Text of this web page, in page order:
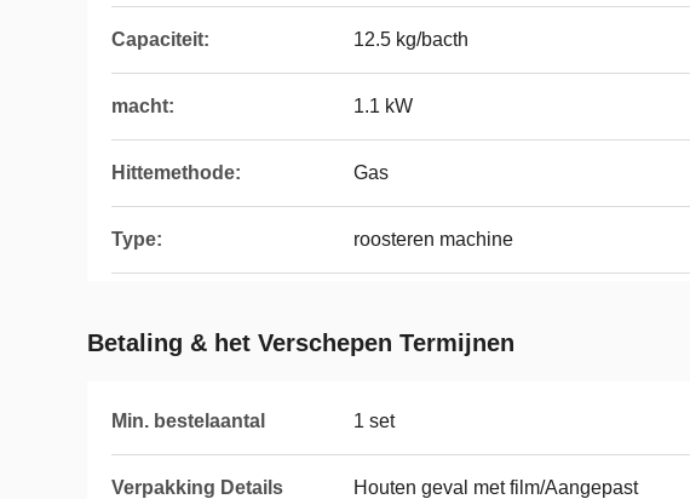
Capaciteit: 12.5 kg/bacth
macht: 1.1 kW
Hittemethode: Gas
Type: roosteren machine
Betaling & het Verschepen Termijnen
Min. bestelaantal 1 set
Verpakking Details Houten geval met film/Aangepast